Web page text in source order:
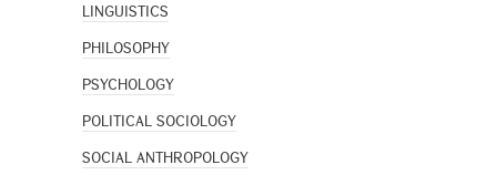
LINGUISTICS
PHILOSOPHY
PSYCHOLOGY
POLITICAL SOCIOLOGY
SOCIAL ANTHROPOLOGY